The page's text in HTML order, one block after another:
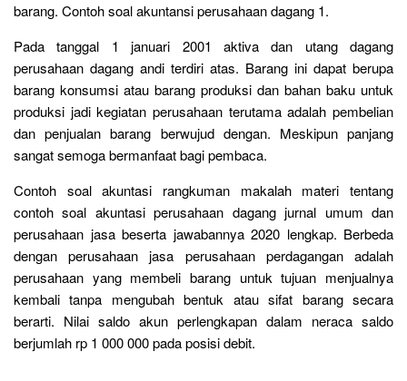
barang. Contoh soal akuntansi perusahaan dagang 1.
Pada tanggal 1 januari 2001 aktiva dan utang dagang
perusahaan dagang andi terdiri atas. Barang ini dapat berupa
barang konsumsi atau barang produksi dan bahan baku untuk
produksi jadi kegiatan perusahaan terutama adalah pembelian
dan penjualan barang berwujud dengan. Meskipun panjang
sangat semoga bermanfaat bagi pembaca.
Contoh soal akuntasi rangkuman makalah materi tentang
contoh soal akuntasi perusahaan dagang jurnal umum dan
perusahaan jasa beserta jawabannya 2020 lengkap. Berbeda
dengan perusahaan jasa perusahaan perdagangan adalah
perusahaan yang membeli barang untuk tujuan menjualnya
kembali tanpa mengubah bentuk atau sifat barang secara
berarti. Nilai saldo akun perlengkapan dalam neraca saldo
berjumlah rp 1 000 000 pada posisi debit.